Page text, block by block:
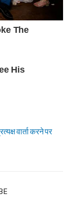
वार्ता करने पर